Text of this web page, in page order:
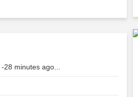
-28 minutes ago...